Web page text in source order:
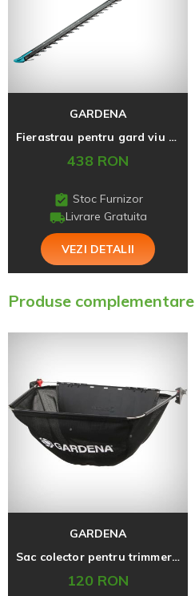
GARDENA
Fierastrau pentru gard viu EasyCut 420/45
438 RON
Stoc Furnizor
Livrare Gratuita
VEZI DETALII
Produse complementare
GARDENA
Sac colector pentru trimmere de gard viu
120 RON